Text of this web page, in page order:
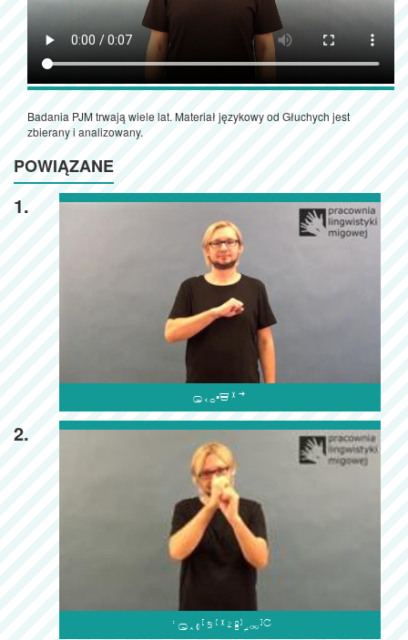
Badania PJM trwają wiele lat. Materiał językowy od Głuchych jest
zbierany i analizowany.
POWIĄZANE
1.

2.
